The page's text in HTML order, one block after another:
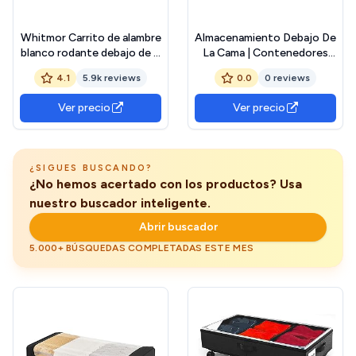
Whitmor Carrito de alambre
blanco rodante debajo de la
4.1 5.9k reviews
Ver precio
Almacenamiento Debajo De
La Cama | Contenedores
De Almacenamiento De
Ropa De 90L Debajo De La
Cama,Ahorrador De
Espacio Con Tapa
Transparente Para
0.0 0 reviews
Ver precio
¿SIGUES BUSCANDO?
¿No hemos acertado con los productos? Usa
nuestro buscador inteligente.
Abrir buscador
5.000+ BÚSQUEDAS COMPLETADAS ESTE MES